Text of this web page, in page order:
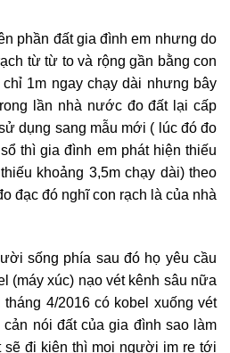
phần đất gia đình em nhưng do
từ từ to và rộng gần bằng con
1m ngay chạy dài nhưng bây
lần nhà nước đo đất lại cấp
dụng sang mẫu mới ( lúc đó đo
thì gia đình em phát hiện thiếu
khoảng 3,5m chạy dài) theo
đạc đó nghĩ con rạch là của nhà
sống phía sau đó họ yêu cầu
(máy xúc) nạo vét kênh sâu nữa
4/2016 có kobel xuống vét
nói đất của gia đình sao làm
đi kiện thì mọi người im re tới